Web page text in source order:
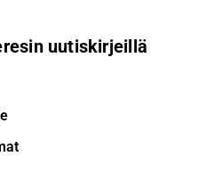
uutiskirjeillä